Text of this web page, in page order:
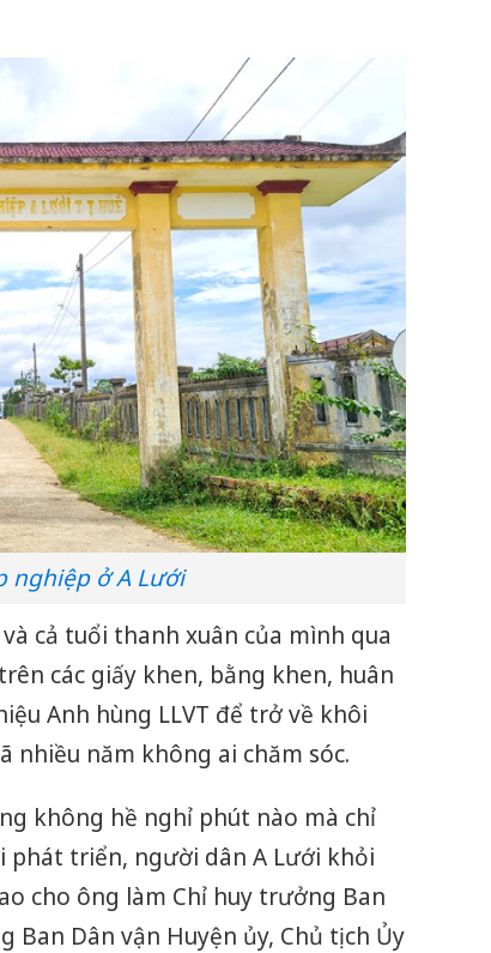
nghiệp ở A Lưới
cả tuổi thanh xuân của mình qua
các giấy khen, bằng khen, huân
Anh hùng LLVT để trở về khôi
nhiều năm không ai chăm sóc.
không hề nghỉ phút nào mà chỉ
phát triển, người dân A Lưới khỏi
cho ông làm Chỉ huy trưởng Ban
Ban Dân vận Huyện ủy, Chủ tịch Ủy